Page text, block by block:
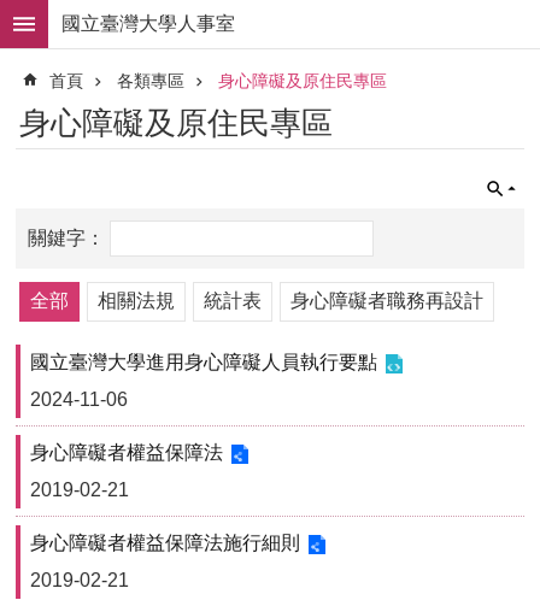
跳到主要內容區塊
進
階
搜
尋
才
組
織
職
掌
人
事
法
規
常
表
國立臺灣大學人事室
首頁 各類專區 身心障礙及原住民專區
身心障礙及原住民專區
全部 相關法規 統計表 身心障礙者職務再設計
國立臺灣大學進用身心障礙人員執行要點
2024-11-06
身心障礙者權益保障法
2019-02-21
身心障礙者權益保障法施行細則
2019-02-21